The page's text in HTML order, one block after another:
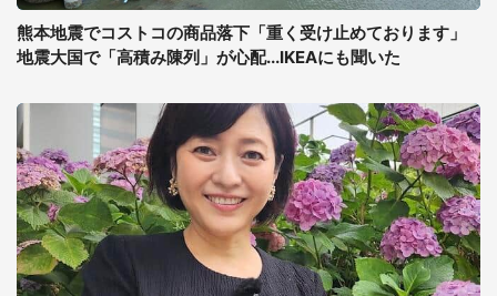
熊本地震でコストコの商品落下「重く受け止めております」
地震大国で「高積み陳列」が心配...IKEAにも聞いた